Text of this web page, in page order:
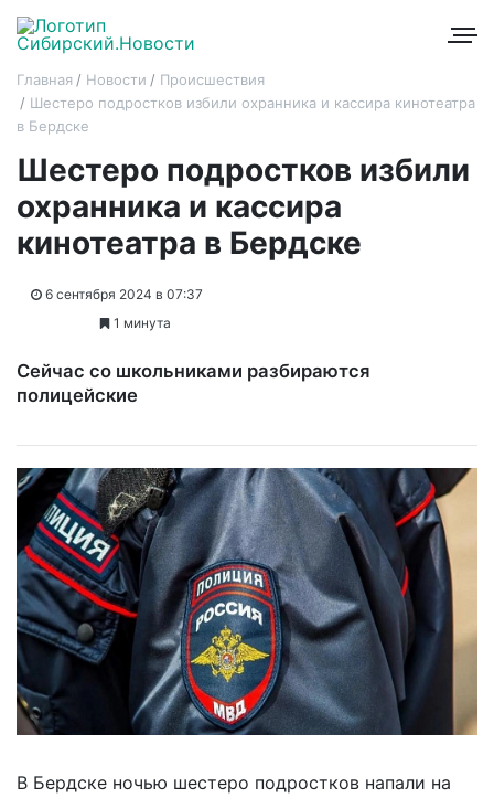
Главная Новости
Происшествия
Шестеро подростков избили охранника и кассира кинотеатра
в Бердске
Шестеро подростков избили
охранника и кассира
кинотеатра в Бердске
6 сентября 2024 в 07:37
1 минута
Сейчас со школьниками разбираются
полицейские
В Бердске ночью шестеро подростков напали на